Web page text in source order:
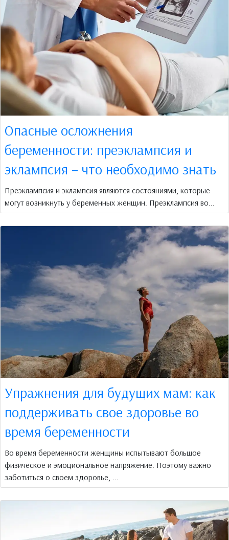
Опасные осложнения
беременности: преэклампсия и
эклампсия – что необходимо знать
Преэклампсия и эклампсия являются состояниями, которые
могут возникнуть у беременных женщин. Преэклампсия во...
Упражнения для будущих мам: как
поддерживать свое здоровье во
время беременности
Во время беременности женщины испытывают большое
физическое и эмоциональное напряжение. Поэтому важно
заботиться о своем здоровье, ...